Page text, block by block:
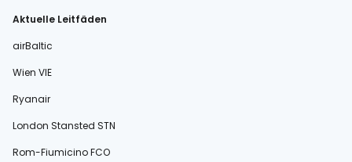
Aktuelle Leitfäden
airBaltic
Wien VIE
Ryanair
London Stansted STN
Rom-Fiumicino FCO